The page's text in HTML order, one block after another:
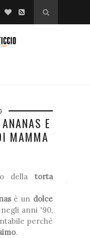
E
MAMMA
della torta
è un dolce
anni '90,
perchè
.